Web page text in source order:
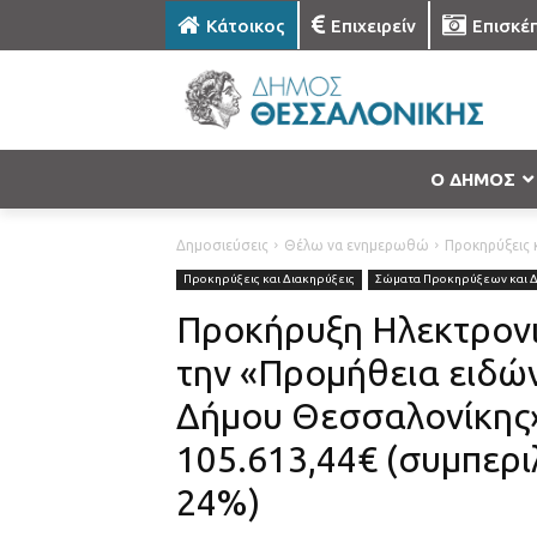
Κάτοικος Επιχειρείν
Ο ΔΗΜΟΣ
Δημοσιεύσεις Θέλω να ενημερωθώ Προκηρύξεις
Προκηρύξεις και Διακηρύξεις Σώματα Προκηρύξεων και
Προκήρυξη
την «Προμήθεια
Δήμου
105.613,44€
24%)